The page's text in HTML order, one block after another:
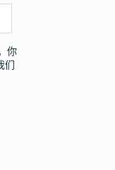
你
们